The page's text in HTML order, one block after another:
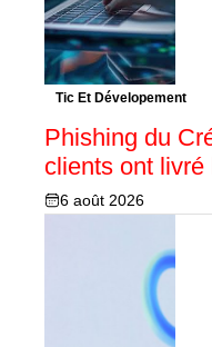
Tic Et Dévelopement
Phishing du
clients ont
6 août 2026